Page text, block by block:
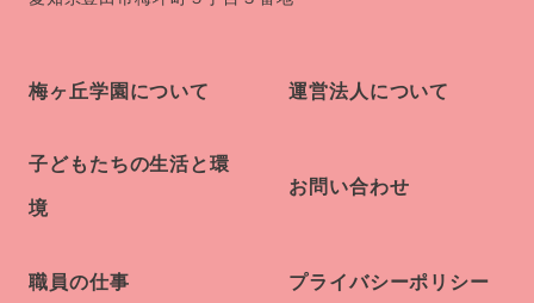
梅ヶ丘学園について
子どもたちの生活と環
境
職員の仕事
運営法人について
お問い合わせ
プライバシーポリシー